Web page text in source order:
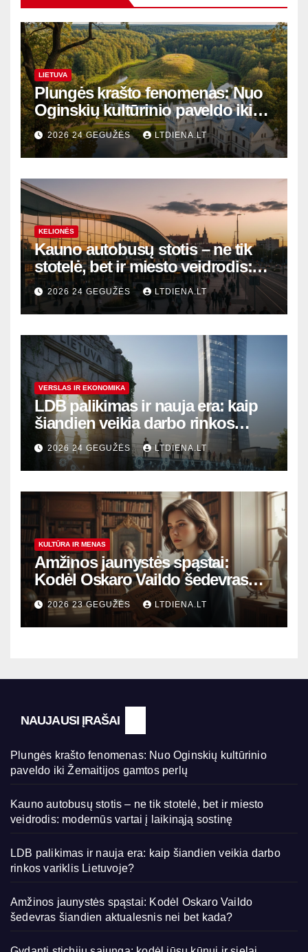
LIETUVA
Plungės krašto fenomenas: Nuo
Oginskių kultūrinio paveldo iki
Žemaitijos gamtos perlų
2026 24 GEGUŽĖS LTDIENA.LT
KELIONĖS
Kauno autobusų stotis – ne tik
stotelė, bet ir miesto veidrodis:
modernūs vartai į laikinąją
sostinę
2026 24 GEGUŽĖS LTDIENA.LT
VERSLAS IR EKONOMIKA
LDB palikimas ir nauja era: kaip
šiandien veikia darbo rinkos
variklis Lietuvoje?
2026 24 GEGUŽĖS LTDIENA.LT
KULTŪRA IR MENAS
Amžinos jaunystės spąstai:
Kodėl Oskaro Vaildo šedevras
šiandien aktualesnis nei bet
kada?
2026 23 GEGUŽĖS LTDIENA.LT
NAUJAUSI ĮRAŠAI
Plungės krašto fenomenas: Nuo Oginskių kultūrinio
paveldo iki Žemaitijos gamtos perlų
Kauno autobusų stotis – ne tik stotelė, bet ir miesto
veidrodis: modernūs vartai į laikinąją sostinę
LDB palikimas ir nauja era: kaip šiandien veikia darbo
rinkos variklis Lietuvoje?
Amžinos jaunystės spąstai: Kodėl Oskaro Vaildo
šedevras šiandien aktualesnis nei bet kada?